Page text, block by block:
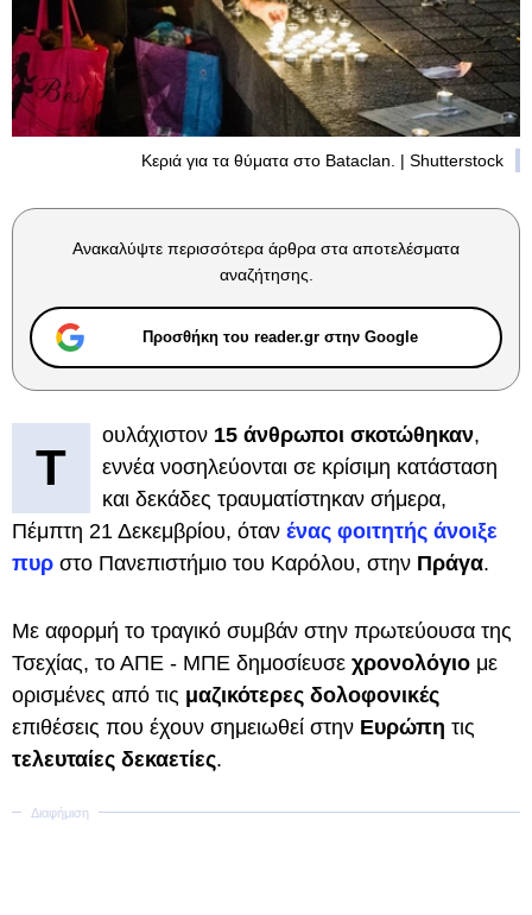
Κεριά για τα θύματα στο Bataclan. | Shutterstock
Ανακαλύψτε περισσότερα άρθρα στα αποτελέσματα
αναζήτησης.
Προσθήκη του reader.gr στην Google
Τ
ουλάχιστον 15 άνθρωποι σκοτώθηκαν,
εννέα νοσηλεύονται σε κρίσιμη κατάσταση
και δεκάδες τραυματίστηκαν σήμερα,
Πέμπτη 21 Δεκεμβρίου, όταν ένας φοιτητής άνοιξε
πυρ στο Πανεπιστήμιο του Καρόλου, στην Πράγα.
Με αφορμή το τραγικό συμβάν στην πρωτεύουσα της
Τσεχίας, το ΑΠΕ - ΜΠΕ δημοσίευσε χρονολόγιο με
ορισμένες από τις μαζικότερες δολοφονικές
επιθέσεις που έχουν σημειωθεί στην Ευρώπη τις
τελευταίες δεκαετίες.